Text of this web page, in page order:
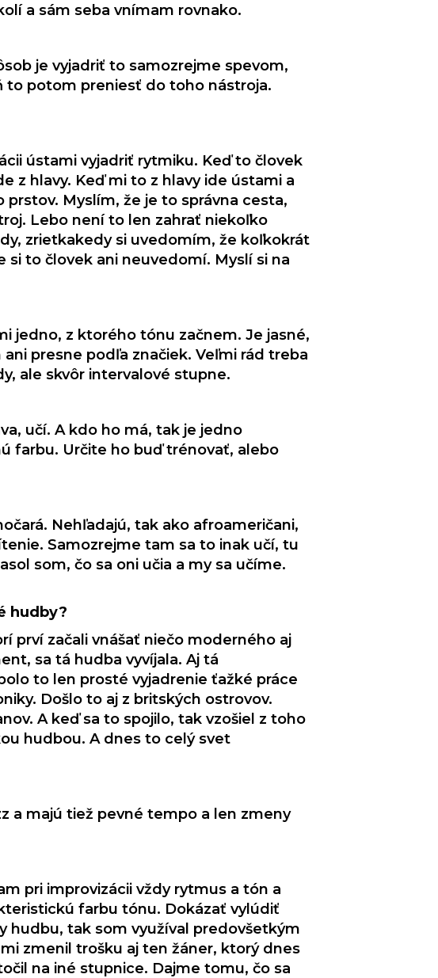
a sám seba vnímam rovnako.
je vyjadriť to samozrejme spevom,
to potom preniesť do toho nástroja.
ústami vyjadriť rytmiku. Keď to človek
z hlavy. Keď mi to z hlavy ide ústami a
Myslím, že je to správna cesta,
Lebo není to len zahrať niekoľko
zrietkakedy si uvedomím, že koľkokrát
to človek ani neuvedomí. Myslí si na
jedno, z ktorého tónu začnem. Je jasné,
presne podľa značiek. Veľmi rád treba
ale skvôr intervalové stupne.
učí. A kdo ho má, tak je jedno
farbu. Určite ho buď trénovať, alebo
Nehľadajú, tak ako afroameričani,
Samozrejme tam sa to inak učí, tu
som, čo sa oni učia a my sa učíme.
hudby?
prví začali vnášať niečo moderného aj
sa tá hudba vyvíjala. Aj tá
to len prosté vyjadrenie ťažké práce
Došlo to aj z britských ostrovov.
A keď sa to spojilo, tak vzošiel z toho
hudbou. A dnes to celý svet
a majú tiež pevné tempo a len zmeny
pri improvizácii vždy rytmus a tón a
farbu tónu. Dokázať vylúdiť
hudbu, tak som využíval predovšetkým
zmenil trošku aj ten žáner, ktorý dnes
na iné stupnice. Dajme tomu, čo sa